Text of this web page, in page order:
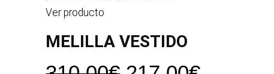
era:
Ver producto
MELILLA VESTIDO